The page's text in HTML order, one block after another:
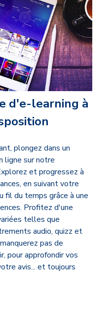
d'e-learning à
plongez dans un
ligne sur notre
et progressez à
en suivant votre
fil du temps grâce à une
Profitez d'une
telles que
audio, quizz et
pas de
pour approfondir vos
avis... et toujours